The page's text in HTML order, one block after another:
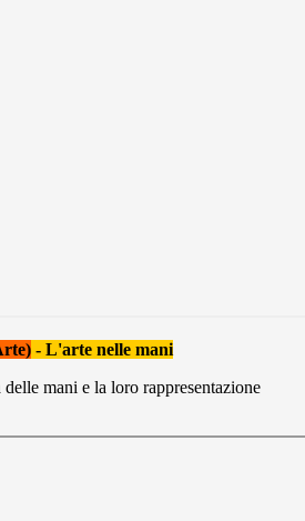
- L'arte nelle mani
mani e la loro rappresentazione